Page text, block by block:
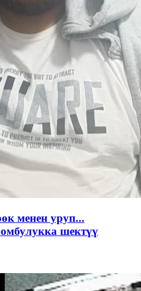
менен уруп...
шектүү